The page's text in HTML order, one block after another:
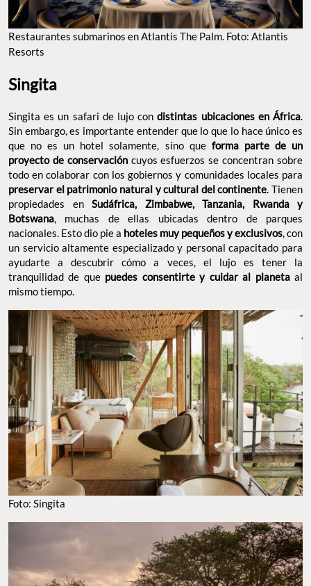
Singita
Singita es un safari de lujo condistintas ubicaciones en África
Sin embargo, es importante entender que lo que lo hace único es
proyecto de conservación
locales para preservar el patrimonio natural y cultural del
continente. Tienen propiedades enSudáfrica, Zimbabwe,
Tanzania, Rwanda y Botswana, muchas de ellas ubicadas
dentro de parques nacionales. Esto dio pie ahoteles muy
pequeños y exclusivos, con un servicio altamente
especializado y personal capacitado para ayudarte a descubrir
cómo a veces, el lujo es tener la tranquilidad de quepuedes
consentirte y cuidar al planeta
al mismo tiempo.
FOTO: SINGITA